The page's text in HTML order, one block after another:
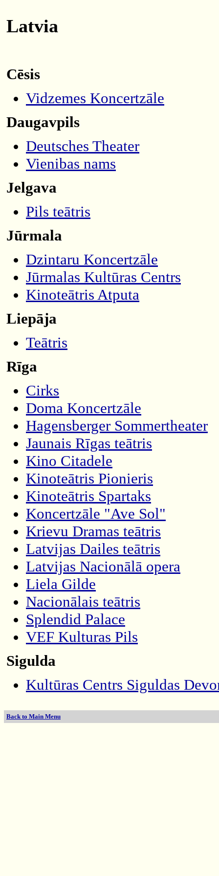
Latvia
Cēsis
Vidzemes Koncertzāle
Daugavpils
Deutsches Theater
Vienibas nams
Jelgava
Pils teātris
Jūrmala
Dzintaru Koncertzāle
Jūrmalas Kultūras Centrs
Kinoteātris Atputa
Liepāja
Teātris
Rīga
Cirks
Doma Koncertzāle
Hagensberger Sommertheater
Jaunais Rīgas teātris
Kino Citadele
Kinoteātris Pionieris
Kinoteātris Spartaks
Koncertzāle "Ave Sol"
Krievu Dramas teātris
Latvijas Dailes teātris
Latvijas Nacionālā opera
Liela Gilde
Nacionālais teātris
Splendid Palace
VEF Kulturas Pils
Sigulda
Kultūras Centrs Siguldas
Back to Main Menu